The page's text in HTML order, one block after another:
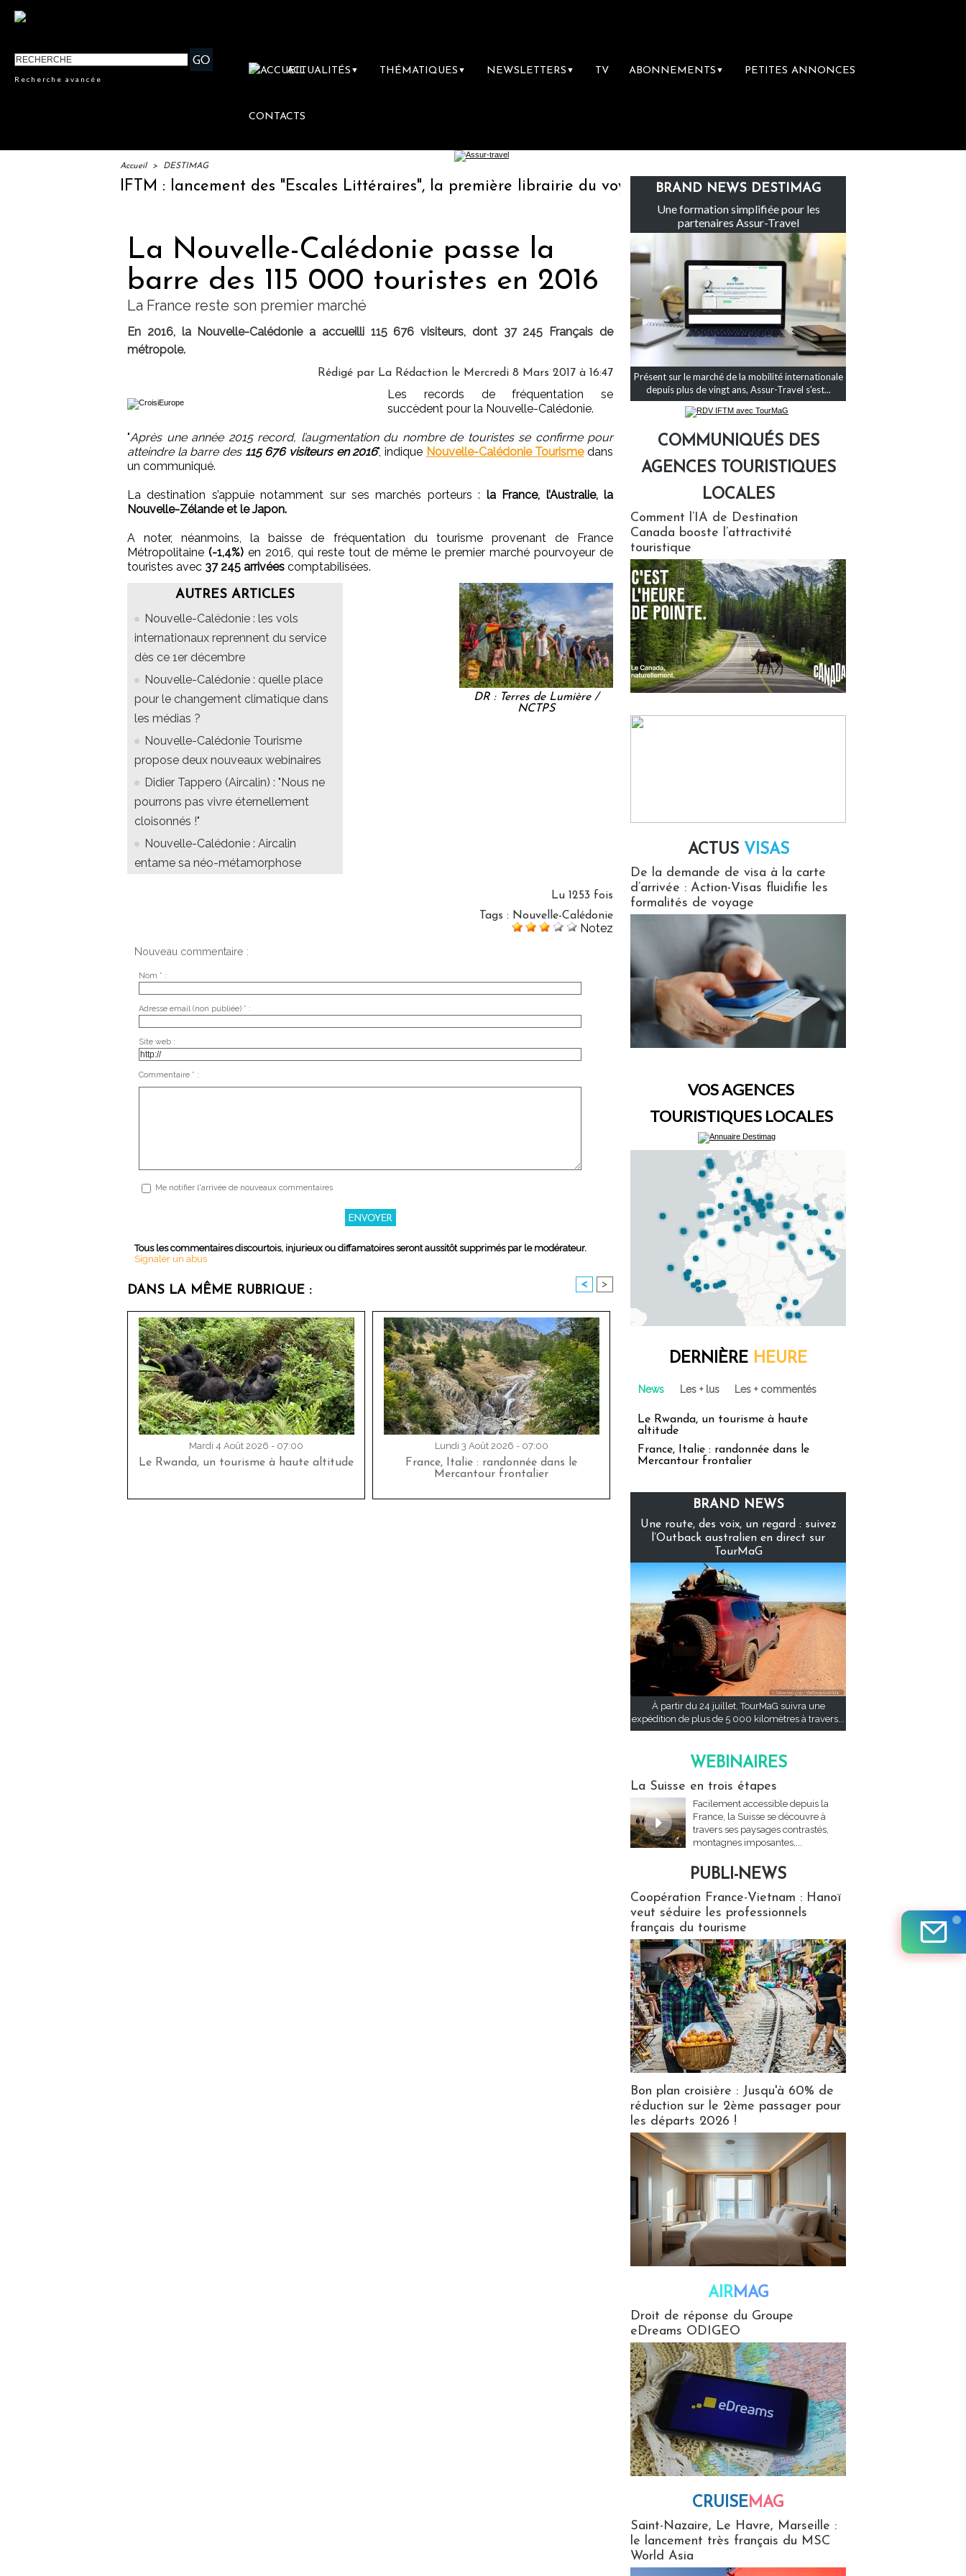
Recherche avancée
ACTUALITÉS ▼ THÉMATIQUES ▼ NEWSLETTERS ▼ TV ABONNEMENTS ▼ PETITES ANNONCES
CONTACTS
Accueil > DESTIMAG
IFTM : lancement des "Escales Littéraires", la première librairie du voyage Le groupe Sainte-Claire rachète Eden Tour
La Nouvelle-Calédonie passe la
barre des 115 000 touristes en 2016
La France reste son premier marché
En 2016, la Nouvelle-Calédonie a accueilli 115 676 visiteurs, dont 37 245 Français de
métropole.
Rédigé par La Rédaction le Mercredi 8 Mars 2017 à 16:47
Les records de fréquentation se
succèdent pour la Nouvelle-Calédonie.
"Après une année 2015 record, l’augmentation du nombre de touristes se confirme pour
atteindre la barre des 115 676 visiteurs en 2016", indique Nouvelle-Calédonie Tourismedans
un communiqué.
La destination s’appuie notamment sur ses marchés porteurs : la France, l’Australie, la
Nouvelle-Zélande et le Japon.
A noter, néanmoins, la baisse de fréquentation du tourisme provenant de France
Métropolitaine (-1,4%)en 2016, qui reste tout de même le premier marché pourvoyeur de
touristes avec 37 245 arrivées comptabilisées.
AUTRES ARTICLES
Nouvelle-Calédonie : les vols
internationaux reprennent du service
dès ce 1er décembre
Nouvelle-Calédonie : quelle place
pour le changement climatique dans
les médias ?
Nouvelle-Calédonie Tourisme
propose deux nouveaux webinaires
Didier Tappero (Aircalin) : "Nous ne
pourrons pas vivre éternellement
cloisonnés !"
Nouvelle-Calédonie : Aircalin
entame sa néo-métamorphose
DR : Terres de Lumière /
NCTPS
Lu 1253 fois
Tags : Nouvelle-Calédonie
Notez
Nouveau commentaire :
Nom * :
Adresse email (non publiée) * :
Site web :
Commentaire * :
Me notifier l'arrivée de nouveaux commentaires
Tous les commentaires discourtois, injurieux ou diffamatoires seront aussitôt supprimés par le modérateur.
Signaler un abus
DANS LA MÊME RUBRIQUE : < >
Mardi 4 Août 2026 - 07:00
Le Rwanda, un tourisme à haute altitude
Lundi 3 Août 2026 - 07:00
France, Italie : randonnée dans le
Mercantour frontalier
BRAND NEWS DESTIMAG
Une formation simplifiée pour les
partenaires Assur-Travel
Présent sur le marché de la mobilité internationale
depuis plus de vingt ans, Assur-Travel s'est...
COMMUNIQUÉS DES
AGENCES TOURISTIQUES
LOCALES
Comment l’IA de Destination
Canada booste l’attractivité
touristique
ACTUS VISAS
De la demande de visa à la carte
d’arrivée : Action-Visas fluidifie les
formalités de voyage
VOS AGENCES
TOURISTIQUES LOCALES
DERNIÈRE HEURE
News Les + lus Les + commentés
Le Rwanda, un tourisme à haute
altitude
France, Italie : randonnée dans le
Mercantour frontalier
BRAND NEWS
Une route, des voix, un regard : suivez
l’Outback australien en direct sur
TourMaG
À partir du 24 juillet, TourMaG suivra une
expédition de plus de 5 000 kilomètres à travers...
WEBINAIRES
La Suisse en trois étapes
Facilement accessible depuis la
France, la Suisse se découvre à
travers ses paysages contrastés,
montagnes imposantes,...
PUBLI-NEWS
Coopération France-Vietnam : Hanoï
veut séduire les professionnels
français du tourisme
Bon plan croisière : Jusqu'à 60% de
réduction sur le 2ème passager pour
les départs 2026 !
AIRMAG
Droit de réponse du Groupe
eDreams ODIGEO
CRUISEMAG
Saint-Nazaire, Le Havre, Marseille :
le lancement très français du MSC
World Asia